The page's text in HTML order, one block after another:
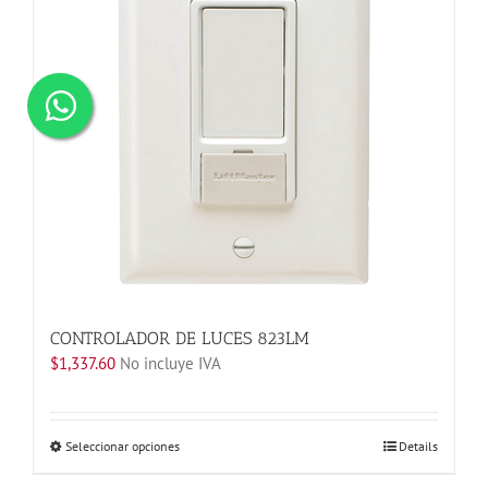
CONTROLADOR DE LUCES 823LM
$1,337.60 No incluye IVA
Seleccionar opcionesEste
Details